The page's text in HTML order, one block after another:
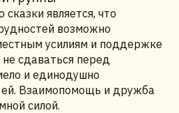
является, что
возможно
усилиям и поддержке
сдаваться перед
и единодушно
ей. Взаимопомощь и дружба
силой.